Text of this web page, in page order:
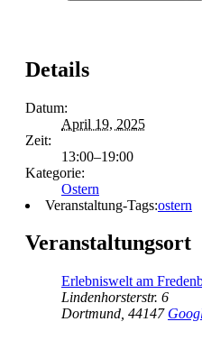
Details
Datum:
April 19, 2025
Zeit:
13:00–19:00
Kategorie:
Ostern
Veranstaltung-Tags:ostern
Veranstaltungsort
Erlebniswelt am
Lindenhorsterstr. 6
Dortmund 44147